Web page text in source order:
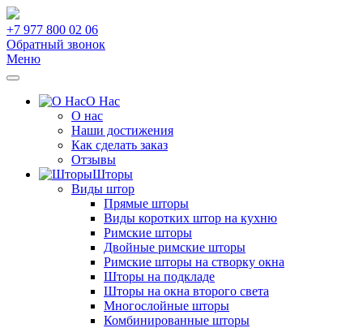
+7 977 800 02 06
Обратный звонок
Меню
О Нас
О нас
Наши достижения
Как сделать заказ
Отзывы
Шторы
Виды штор
Прямые шторы
Виды коротких штор на кухню
Римские шторы
Двойные римские шторы
Римские шторы на створку окна
Шторы на подкладе
Шторы на окна второго света
Многослойные шторы
Комбинированные шторы